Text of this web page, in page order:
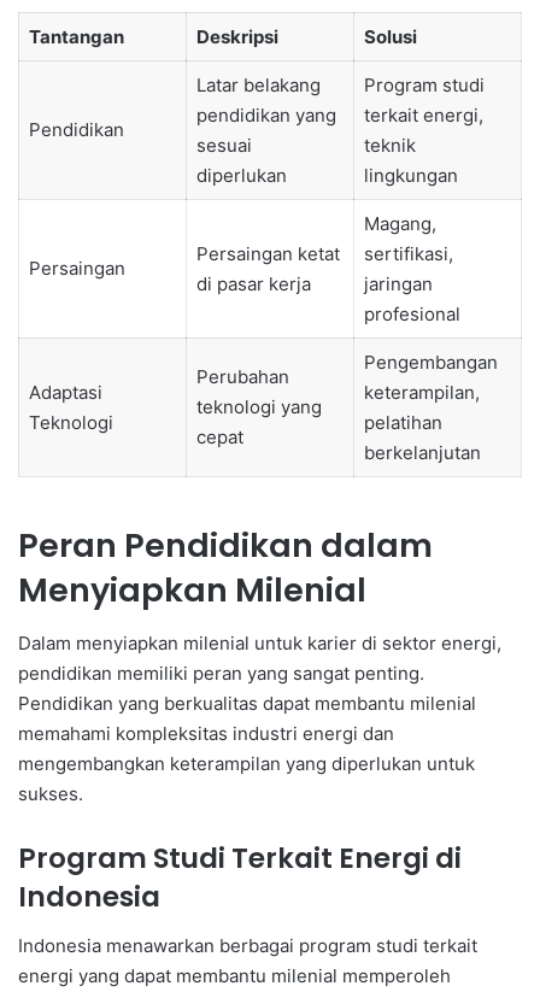
Tantangan Deskripsi Solusi
Pendidikan
Latar belakang
pendidikan yang
sesuai
diperlukan
Program studi
terkait energi,
teknik
lingkungan
Persaingan
Persaingan ketat
di pasar kerja
Magang,
sertifikasi,
jaringan
profesional
Adaptasi
Teknologi
Perubahan
teknologi yang
cepat
Pengembangan
keterampilan,
pelatihan
berkelanjutan
Peran Pendidikan dalam
Menyiapkan Milenial
Dalam menyiapkan milenial untuk karier di sektor energi,
pendidikan memiliki peran yang sangat penting.
Pendidikan yang berkualitas dapat membantu milenial
memahami kompleksitas industri energi dan
mengembangkan keterampilan yang diperlukan untuk
sukses.
Program Studi Terkait Energi di
Indonesia
Indonesia menawarkan berbagai program studi terkait
energi yang dapat membantu milenial memperoleh